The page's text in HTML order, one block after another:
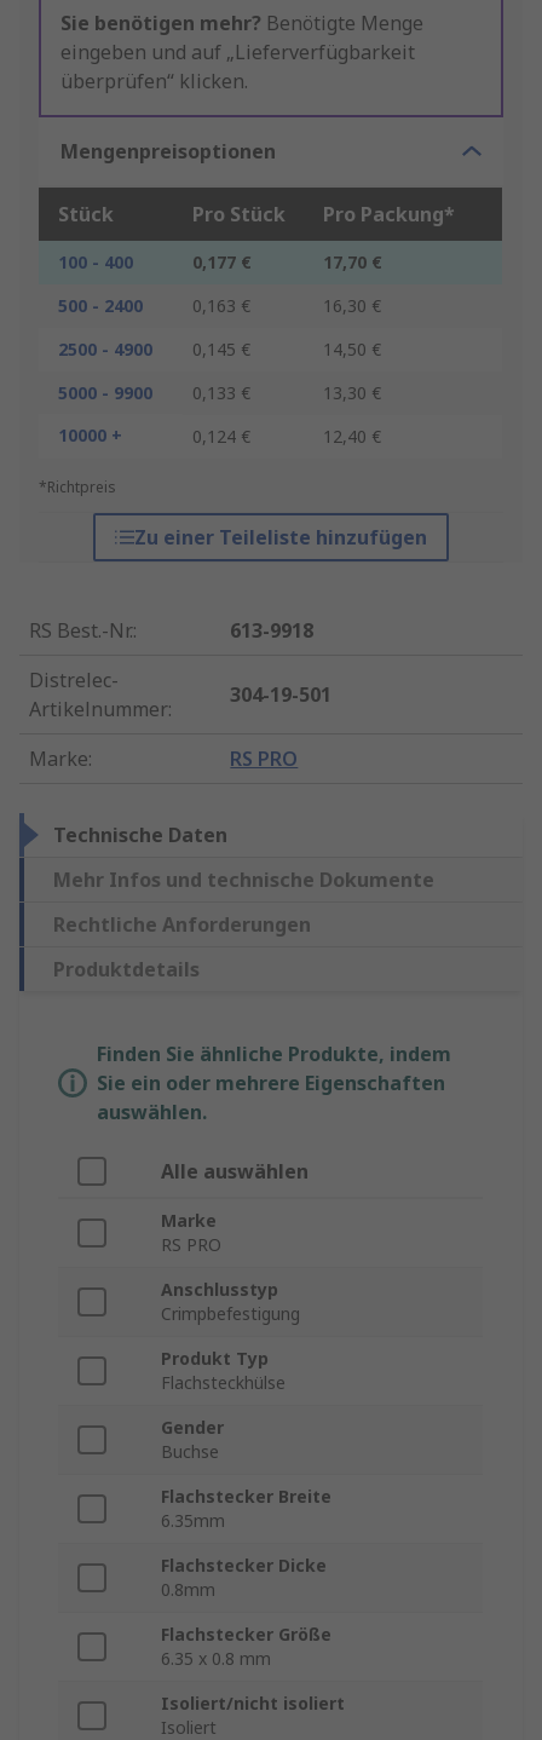
Sie benötigen mehr? Benötigte Menge
eingeben und auf „Lieferverfügbarkeit
überprüfen“ klicken.
Mengenpreisoptionen
Stück Pro Stück Pro Packung*
100 - 400 0,177 €
17,70 €
500 - 2400
0,163 €
16,30 €
2500 - 4900
0,145 €
14,50 €
5000 - 9900
0,133 €
13,30 €
10000 +
0,124 € 12,40 €
*Richtpreis
Zu einer Teileliste hinzufügen
RS Best.-Nr.:
613-9918
Distrelec-
Artikelnummer:
304-19-501
Marke: RS PRO
Technische Daten
Mehr Infos und technische Dokumente
Rechtliche Anforderungen
Produktdetails
Finden Sie ähnliche Produkte, indem
Sie ein oder mehrere Eigenschaften
auswählen.
Alle auswählen
Marke
RS PRO
Anschlusstyp
Crimpbefestigung
Produkt Typ
Flachsteckhülse
Gender
Buchse
Flachstecker Breite
6.35mm
Flachstecker Dicke
0.8mm
Flachstecker Größe
6.35 x 0.8 mm
Isoliert/nicht isoliert
Isoliert